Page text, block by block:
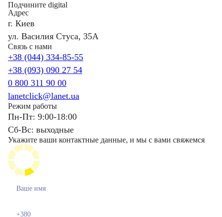
Подчините digital
Адрес
г. Киев
ул. Василия Стуса, 35А
Связь с нами
+38 (044) 334-85-55
+38 (093) 090 27 54
0 800 311 90 00
lanetclick@lanet.ua
Режим работы
Пн-Пт: 9:00-18:00
Сб-Вс: выходные
Укажите ваши контактные данные, и мы с вами свяжемся